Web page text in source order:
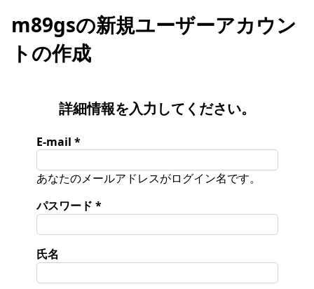
m89gsの新規ユーザーアカウン
トの作成
詳細情報を入力してください。
E-mail
あなたのメールアドレスがログイン名です。
パスワード
氏名